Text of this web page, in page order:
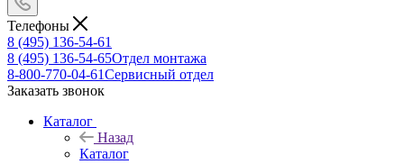
Телефоны
8 (495) 136-54-61
8 (495) 136-54-65Отдел монтажа
8-800-770-04-61Сервисный отдел
Заказать звонок
Каталог
Назад
Каталог